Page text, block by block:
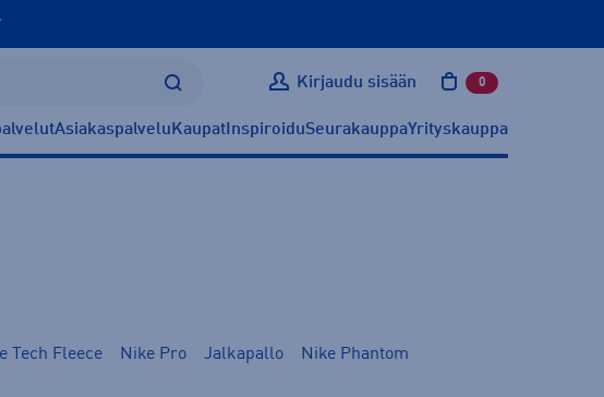
Kirjaudu sisään 0 tuotetta
Asiakaspalvelu Kaupat InspiroiduSeurakauppaYrityskauppa
Tech Fleece Nike Pro Jalkapallo Nike Phantom